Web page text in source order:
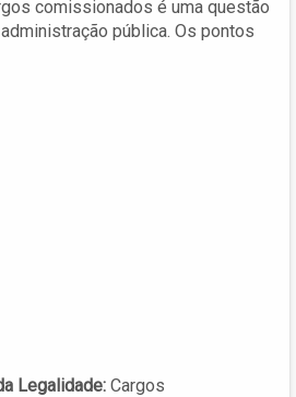
comissionados é uma questão
pública. Os pontos
Legalidade: Cargos